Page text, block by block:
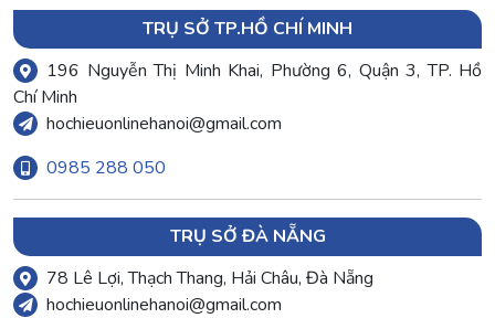
TRỤ SỞ TP.HỒ CHÍ MINH
196 Nguyễn Thị Minh Khai, Phường 6, Quận 3, TP. Hồ
Chí Minh
hochieuonlinehanoi@gmail.com
0985 288 050
TRỤ SỞ ĐÀ NẴNG
78 Lê Lợi, Thạch Thang, Hải Châu, Đà Nẵng
hochieuonlinehanoi@gmail.com